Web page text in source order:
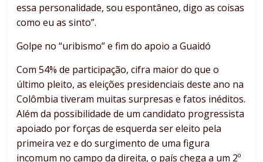
essa personalidade, sou espontâneo, digo as coisas
como eu as sinto”.
Golpe no “uribismo” e fim do apoio a Guaidó
Com 54% de participação, cifra maior do que o
último pleito, as eleições presidenciais deste ano na
Colômbia tiveram muitas surpresas e fatos inéditos.
Além da possibilidade de um candidato progressista
apoiado por forças de esquerda ser eleito pela
primeira vez e do surgimento de uma figura
incomum no campo da direita, o país chega a um 2º